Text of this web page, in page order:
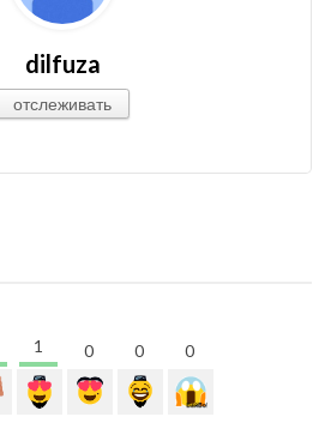
dilfuza
отслеживать
1 0 0 0